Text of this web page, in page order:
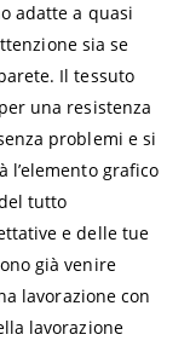
adatte a quasi
sia se
Il tessuto
una resistenza
problemi e si
l’elemento grafico
tutto
e delle tue
già venire
lavorazione con
lavorazione